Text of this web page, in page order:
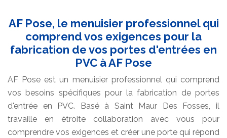
AF Pose, le menuisier professionnel qui
comprend vos exigences pour la
fabrication de vos portes d'entrées en
PVC à AF Pose
AF Pose est un menuisier professionnel qui comprend
vos besoins spécifiques pour la fabrication de portes
d'entrée en PVC. Basé à Saint Maur Des Fosses, il
travaille en étroite collaboration avec vous pour
comprendre vos exigences et créer une porte qui répond